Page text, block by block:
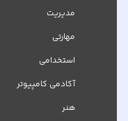
مدیریت
مهارتی
استخدامی
آکادمی کامپیوتر
هنر